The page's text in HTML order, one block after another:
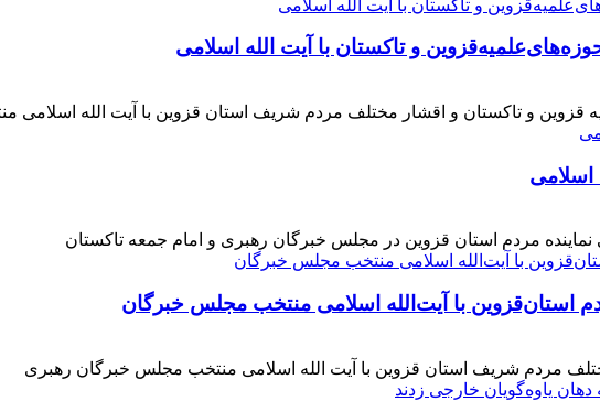
و تاکستان با آیت الله اسلامی
قزوین و تاکستان و اقشار مختلف مردم شریف استان قزوین با آیت الله
مردم استان قزوین در مجلس خبرگان رهبری و امام جمعه تاکستان
استان‌قزوین با آیت‌الله‌ اسلامی منتخب مجلس‌ خبرگان
مردم شریف استان قزوین با آیت الله اسلامی منتخب مجلس خبرگان رهبری